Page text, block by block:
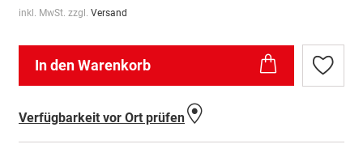
inkl. MwSt. zzgl. Versand
In den Warenkorb
Zur
Verfügbarkeit vor Ort prüfen